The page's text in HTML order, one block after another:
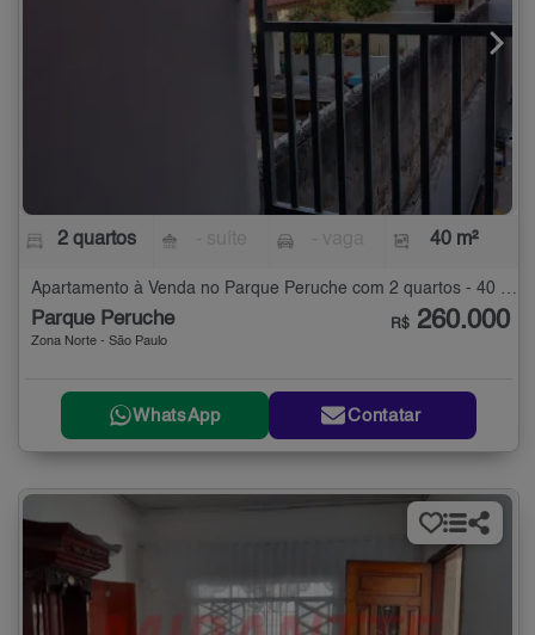
2 quartos 40 m²
Apartamento à Venda no Parque Peruche com 2 quartos - 40 m²
Parque Peruche
Zona Norte - São Paulo
R$ 260.000
WhatsApp Contatar